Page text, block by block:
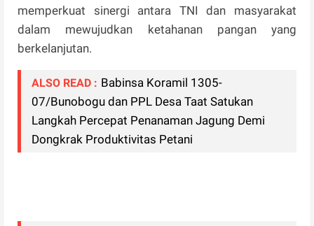
memperkuat sinergi antara TNI dan masyarakat
dalam mewujudkan ketahanan pangan yang
berkelanjutan.
ALSO READ : Babinsa Koramil 1305-
07/Bunobogu dan PPL Desa Taat Satukan
Langkah Percepat Penanaman Jagung Demi
Dongkrak Produktivitas Petani